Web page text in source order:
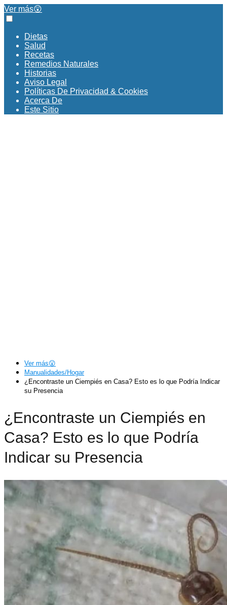
Ver más😲
Dietas
Salud
Recetas
Remedios Naturales
Historias
Aviso Legal
Políticas De Privacidad & Cookies
Acerca De
Este Sitio
Ver más😲
Manualidades/Hogar
¿Encontraste un Ciempiés en Casa? Esto es lo que Podría Indicar
su Presencia
¿Encontraste un Ciempiés en
Casa? Esto es lo que Podría
Indicar su Presencia